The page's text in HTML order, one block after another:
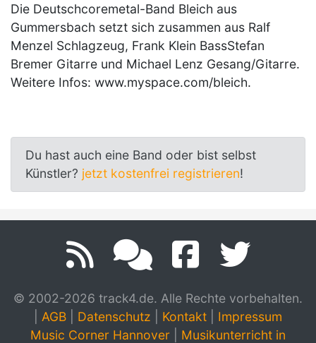
Die Deutschcoremetal-Band Bleich aus
Gummersbach setzt sich zusammen aus Ralf
Menzel Schlagzeug, Frank Klein BassStefan
Bremer Gitarre und Michael Lenz Gesang/Gitarre.
Weitere Infos: www.myspace.com/bleich.
Du hast auch eine Band oder bist selbst
Künstler? jetzt kostenfrei registrieren!
© 2002-2026 track4.de. Alle Rechte vorbehalten.
AGB Datenschutz Kontakt
Impressum
Music Corner Hannover
Musikunterricht in